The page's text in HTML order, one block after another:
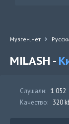
Музген.нет
MILASH -
Слушали: 1 052
Качество: 320